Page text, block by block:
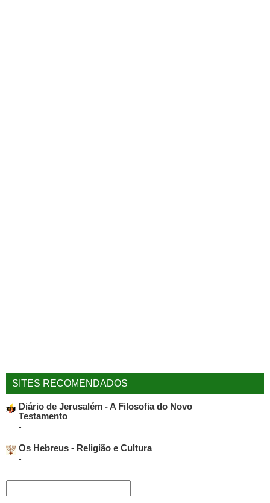
SITES RECOMENDADOS
Diário de Jerusalém - A Filosofia do Novo
Testamento
-
Os Hebreus - Religião e Cultura
-